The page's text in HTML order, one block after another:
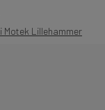
Motek Lillehammer